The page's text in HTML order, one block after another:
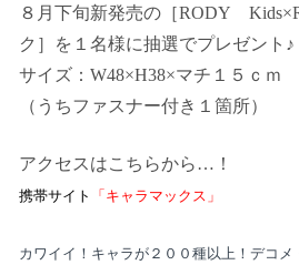
８月下旬新発売の［RODY Kids×
ク］を１名様に抽選でプレゼント♪
サイズ： W48×H38×マチ１５ｃｍ
（うちファスナー付き１箇所）
アクセスはこちらから…！
携帯サイト 「キャラマックス」
カワイイ！キャラが２００種以上！デコメ